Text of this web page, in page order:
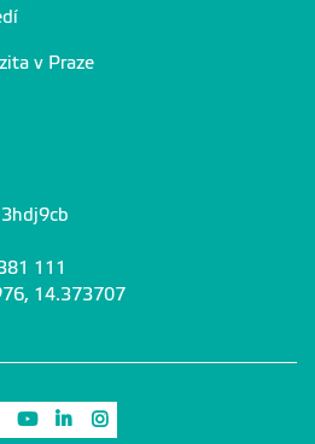
v Praze
3hdj9cb
111
14.373707
Odkaz na Facebook
Odkaz na Youtube
Odkaz na LinkedIn